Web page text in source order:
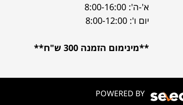
א'-ה': 8:00-16:00
יום ו': 8:00-12:00
**מינימום הזמנה 300 ש"ח**
POWERED BY